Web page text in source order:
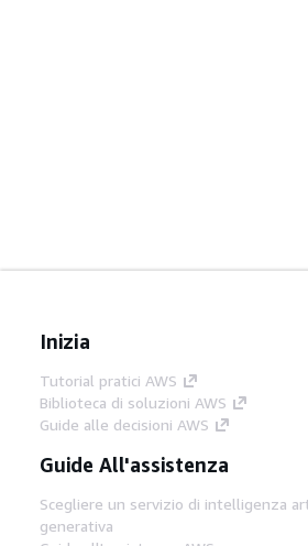
Inizia
Tutorial pratici AWS
Biblioteca di soluzioni AWS
Guide alle decisioni AWS
Guide All'assistenza
Scegliere un servizio di intelligenza
generativa